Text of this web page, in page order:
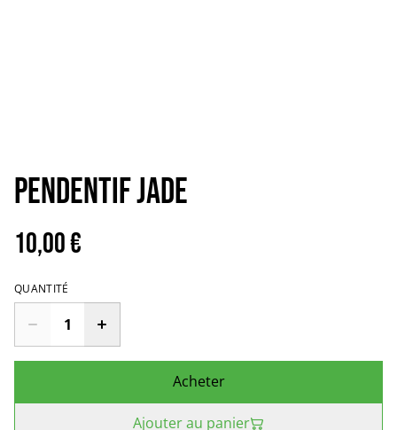
Pendentif Jade
10,00 €
QUANTITÉ
Acheter
Ajouter au panier